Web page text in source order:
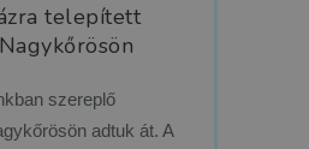
telepített
szereplő
adtuk át. A